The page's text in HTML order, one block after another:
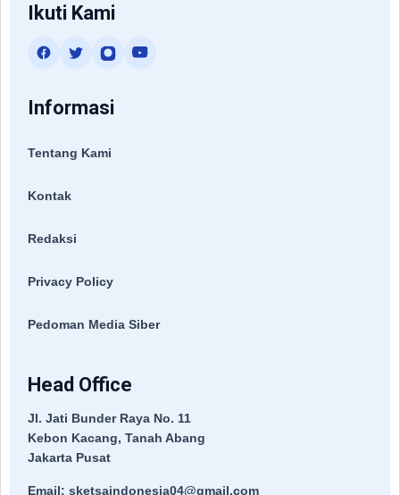
Ikuti Kami
Informasi
Tentang Kami
Kontak
Redaksi
Privacy Policy
Pedoman Media Siber
Head Office
Jl. Jati Bunder Raya No. 11
Kebon Kacang, Tanah Abang
Jakarta Pusat
Email: sketsaindonesia04@gmail.com